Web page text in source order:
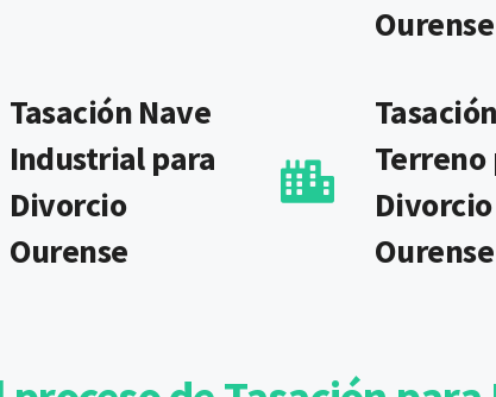
Ourense
Tasación Nave
Industrial para
Divorcio
Ourense
Tasación
Terreno
Divorcio
Ourense